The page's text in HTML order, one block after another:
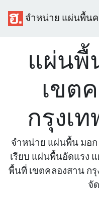
จำหน่าย แผ่นพื้น
แผ่นพื้
เขต
กรุงเ
จำหน่าย แผ่นพื้น มอ
เรียบ แผ่นพื้นอัดแรง
พื้นที่ เขตคลองสาน ก
จั